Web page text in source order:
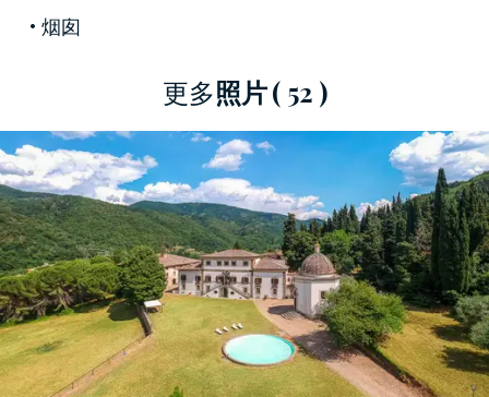
各種結構的部分修復使其原汁原味的 18 世紀輝煌
建築形式出現，具有較高的中央主體，兩側是兩
個相同的鏡面側翼。
鑑於其保存完好的飾面和各種建築的大面積的價
值，該建築群非常適合希望開展酒店業務的任何
人，並通過建造大量客房和公寓來完成翻新工
作。在室外空間，一切都已準備就緒，以提供最
大的舒適和放鬆，這要歸功於一個華麗的游泳
池，豐富了通往別墅入口的 1,000 平方米花園，而
另一部分土地位於較低層，提供 6,000 平方米森
林和 1.3 公頃耕地。
烟囱
更多照片( 52 )